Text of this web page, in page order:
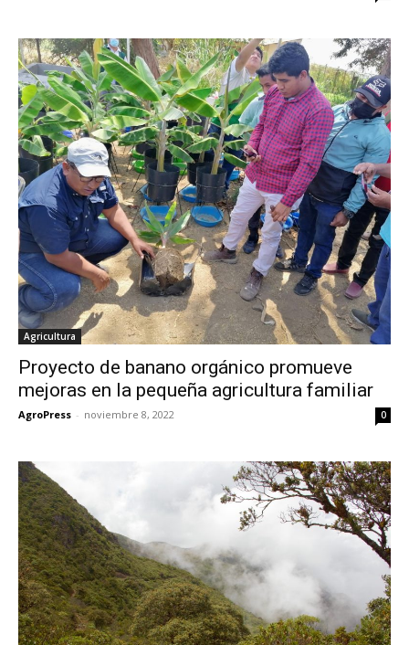
Agricultura
Proyecto de banano orgánico promueve
mejoras en la pequeña agricultura familiar
AgroPress - noviembre 8, 2022 0